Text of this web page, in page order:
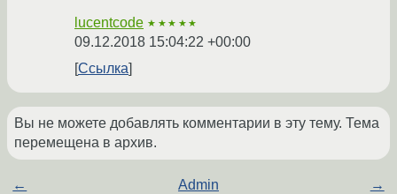
lucentcode ★★★★★
09.12.2018 15:04:22 +00:00
Ссылка
Вы не можете добавлять комментарии в эту тему. Тема
перемещена в архив.
← Admin →